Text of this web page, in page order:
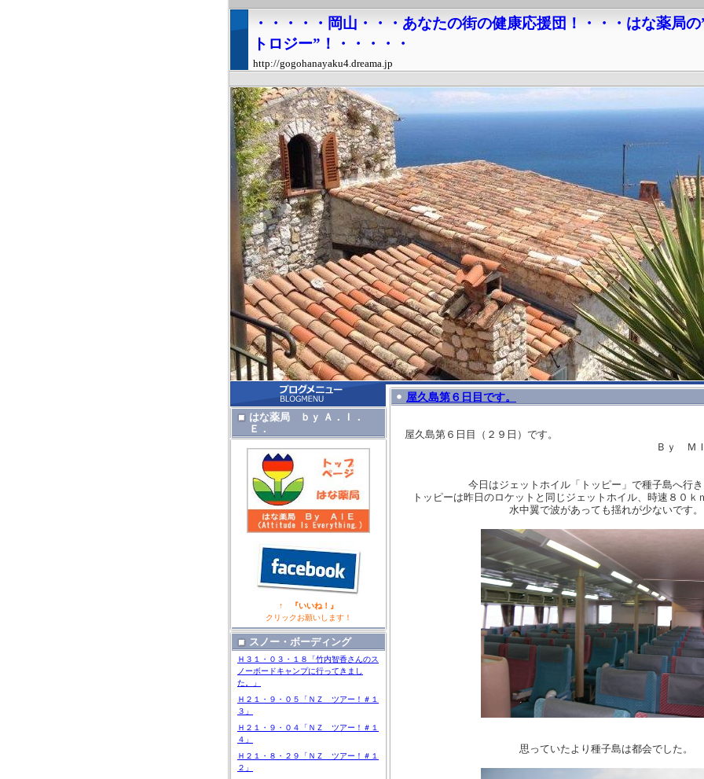
・・・・・岡山・・・あなたの街の健康応援団！・・・はな薬局
トロジー”！・・・・・
http://gogohanayaku4.dreama.jp
はな薬局 ｂｙ Ａ．Ｉ．
Ｅ．
↑ 『いいね！』
クリックお願いします！
スノー・ボーディング
Ｈ３１・０３・１８「竹内智香さんのス
ノーボードキャンプに行ってきまし
た。」
Ｈ２１・９・０５「ＮＺ ツアー！＃１
３」
Ｈ２１・９・０４「ＮＺ ツアー！＃１
４」
Ｈ２１・８・２９「ＮＺ ツアー！＃１
２」
屋久島第６日目です。
屋久島第６日目（２９日）です。
Ｂｙ ＭＩ＠東
今日はジェットホイル「トッピー」で種子島へ行
トッピーは昨日のロケットと同じジェットホイル、時速８０ｋ
水中翼で波があっても揺れが少ないです。
思っていたより種子島は都会でした。